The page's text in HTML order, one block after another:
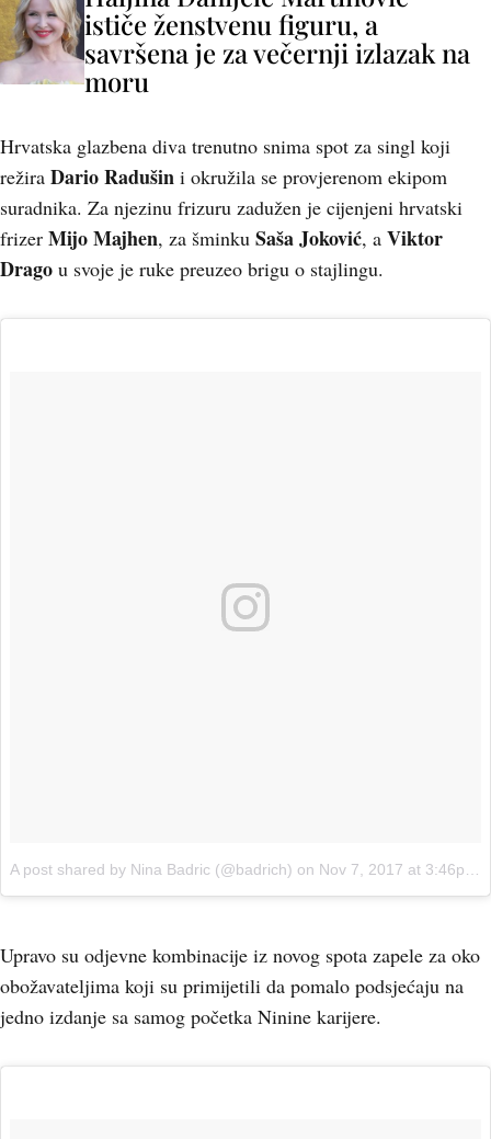
ističe ženstvenu figuru, a
savršena je za večernji izlazak na
moru
Hrvatska glazbena diva trenutno snima spot za singl koji
režira Dario Radušin i okružila se provjerenom ekipom
suradnika. Za njezinu frizuru zadužen je cijenjeni hrvatski
frizer Mijo Majhen, za šminku Saša Joković, a Viktor
Drago u svoje je ruke preuzeo brigu o stajlingu.
A post shared by Nina Badric (@badrich) on Nov 7, 2017 at 3:46pm PST
Upravo su odjevne kombinacije iz novog spota zapele za oko
obožavateljima koji su primijetili da pomalo podsjećaju na
jedno izdanje sa samog početka Ninine karijere.